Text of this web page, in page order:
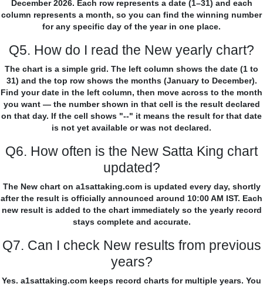
December 2026. Each row represents a date (1–31) and each
column represents a month, so you can find the winning number
for any specific day of the year in one place.
Q5. How do I read the New yearly chart?
The chart is a simple grid. The left column shows the date (1 to
31) and the top row shows the months (January to December).
Find your date in the left column, then move across to the month
you want — the number shown in that cell is the result declared
on that day. If the cell shows "--" it means the result for that date
is not yet available or was not declared.
Q6. How often is the New Satta King chart
updated?
The New chart on a1sattaking.com is updated every day, shortly
after the result is officially announced around 10:00 AM IST. Each
new result is added to the chart immediately so the yearly record
stays complete and accurate.
Q7. Can I check New results from previous
years?
Yes. a1sattaking.com keeps record charts for multiple years. You